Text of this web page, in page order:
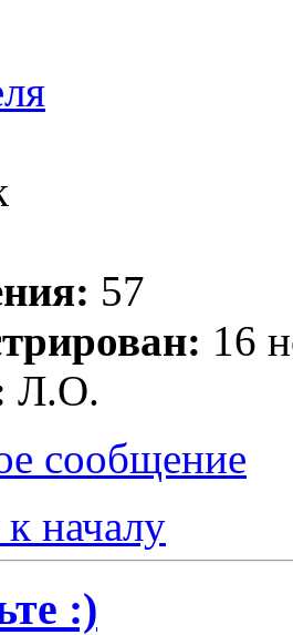
57
16
Л.О.
сообщение
началу
:)